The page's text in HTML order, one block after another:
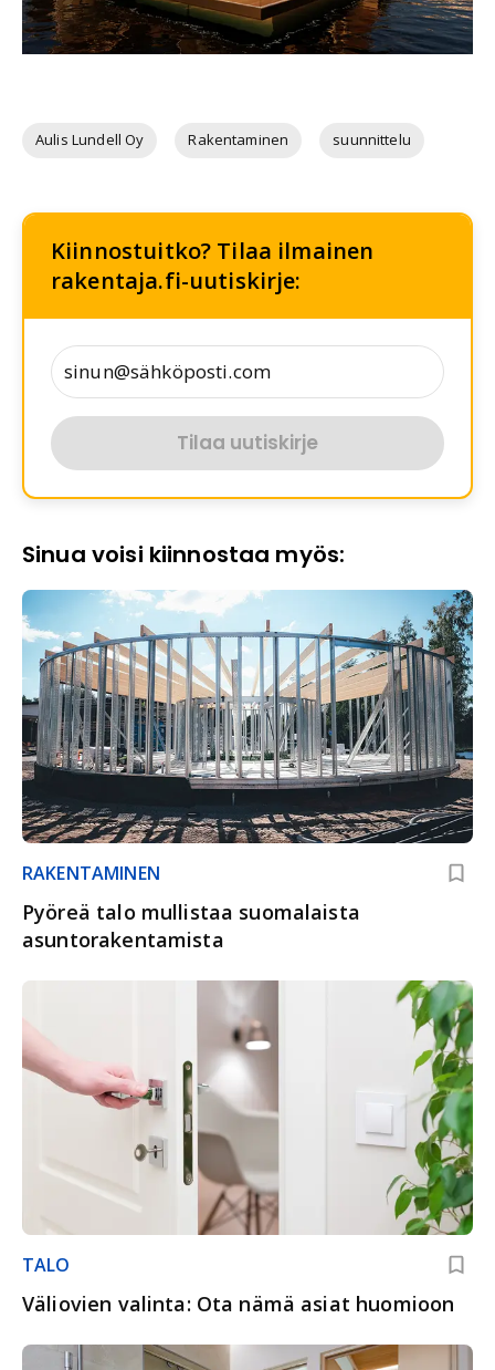
Aulis Lundell Oy Rakentaminen suunnittelu
Kiinnostuitko? Tilaa ilmainen
rakentaja.fi-uutiskirje:
Tilaa uutiskirje
Sinua voisi kiinnostaa myös:
RAKENTAMINEN
Pyöreä talo mullistaa suomalaista
asuntorakentamista
TALO
Väliovien valinta: Ota nämä asiat huomioon